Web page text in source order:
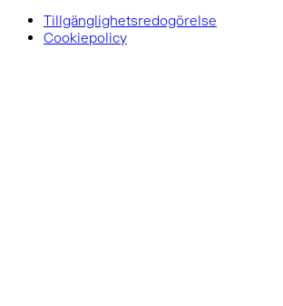
Tillgänglighetsredogörelse
Cookiepolicy